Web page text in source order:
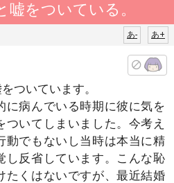
をついている。
あ+
あ-
ついています。
に病んでいる時期に彼に気を
いてしまいました。今考え
動でもないし当時は本当に精
し反省しています。こんな恥
たくはないですが、最近結婚